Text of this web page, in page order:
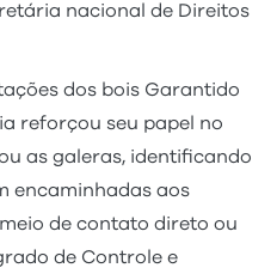
nacional de Direitos
dos bois Garantido
reforçou seu papel no
as galeras, identificando
encaminhadas aos
de contato direto ou
de Controle e